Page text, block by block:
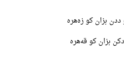
بزان کو زەهرە
بزان کو قەهرە